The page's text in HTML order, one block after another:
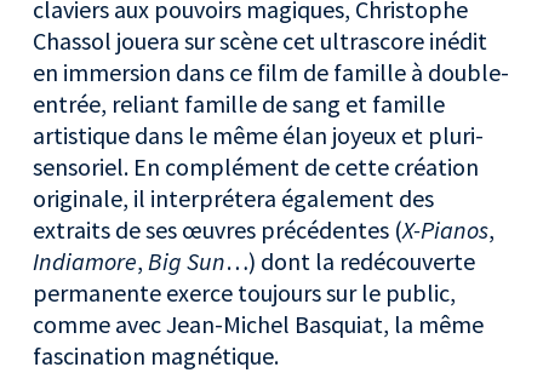
claviers aux pouvoirs magiques, Christophe
Chassol jouera sur scène cet ultrascore inédit
en immersion dans ce film de famille à double-
entrée, reliant famille de sang et famille
artistique dans le même élan joyeux et pluri-
sensoriel. En complément de cette création
originale, il interprétera également des
extraits de ses œuvres précédentes (X-Pianos,
Indiamore,Big Sun…) dont la redécouverte
permanente exerce toujours sur le public,
comme avec Jean-Michel Basquiat, la même
fascination magnétique.